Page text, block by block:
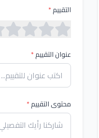
التقييم*
عنوان التقييم*
محتوى التقييم*